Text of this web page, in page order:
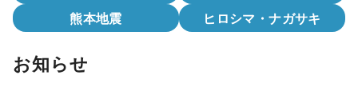
熊本地震
ヒロシマ・ナガサキ
お知らせ